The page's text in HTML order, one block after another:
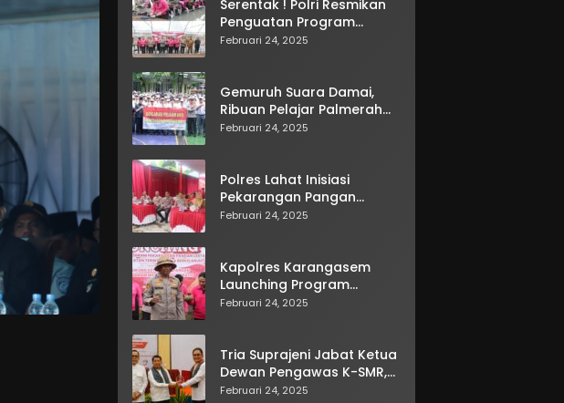
Serentak ! Polri Resmikan
Penguatan Program
Pekarangan Pangan
Februari 24, 2025
Gemuruh Suara Damai,
Ribuan Pelajar Palmerah
Deklarasi Anti Tawuran di
Februari 24, 2025
Polres Lahat Inisiasi
Pekarangan Pangan
Lestari Secara Virtual
Februari 24, 2025
Kapolres Karangasem
Launching Program
Pekarangan Pangan
Februari 24, 2025
Tria Suprajeni Jabat Ketua
Dewan Pengawas K-SMR,
Wujudkan Koperasi
Februari 24, 2025